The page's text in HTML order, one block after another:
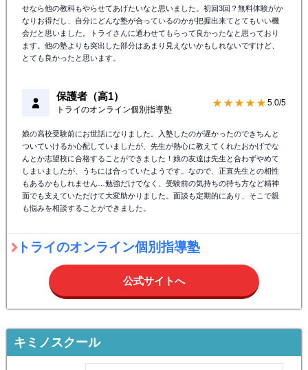
なりお得だし、自分にどんな塾が合っているのかが把握出来てとてもいい機
会だと思いました。トライさんに通わせてもらって良かったなと思っており
ます。他の塾よりも突出した部分はあまり見えないかもしれないですけど、
とても良かったと思います。
トライのオンライン個別指導塾
ついていけるか心配していましたが、先生が熱心に教えてくれたおかげでな
んとか志望校に合格することができました！娘の友達は先生と合わずやめて
しまいましたが、うちには合っていたようです。なので、正直先生との相性
もあるかもしれません…勉強だけでなく、受験前の気持ちの持ち方など精神
面でも支えていただけて大変助かりました。面談も定期的にあり、そこで親
も悩みを相談することができました。
トライのオンライン個別指導塾
公式サイトへ
キミノスクール
対象学年: 中 高 浪